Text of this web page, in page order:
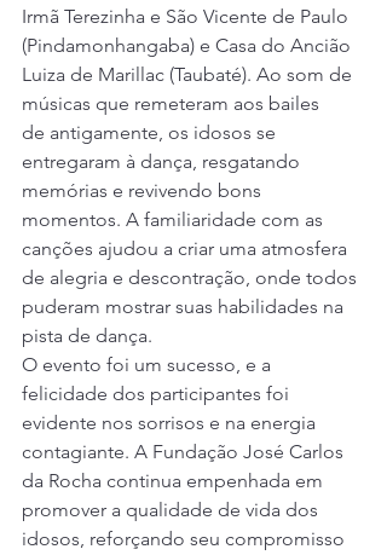
Irmã Terezinha e São Vicente de Paulo
(Pindamonhangaba) e Casa do Ancião
Luiza de Marillac (Taubaté). Ao som de
músicas que remeteram aos bailes
de antigamente, os idosos se
entregaram à dança, resgatando
memórias e revivendo bons
momentos. A familiaridade com as
canções ajudou a criar uma atmosfera
de alegria e descontração, onde todos
puderam mostrar suas habilidades na
pista de dança.
O evento foi um sucesso, e a
felicidade dos participantes foi
evidente nos sorrisos e na energia
contagiante. A Fundação José Carlos
da Rocha continua empenhada em
promover a qualidade de vida dos
idosos, reforçando seu compromisso